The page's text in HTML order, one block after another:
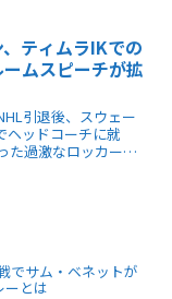
目線の具体的な改革
ティムラIKでの
ムスピーチが拡
引退後、スウェー
ヘッドコーチに就
た過激なロッカール
でサム・ベネットが
ーとは